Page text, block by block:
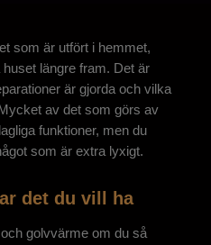
som är utfört i hemmet,
längre fram. Det är
är gjorda och vilka
av det som görs av
funktioner, men du
som är extra lyxigt.
det du vill ha
golvvärme om du så